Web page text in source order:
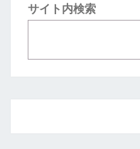
サイト内検索